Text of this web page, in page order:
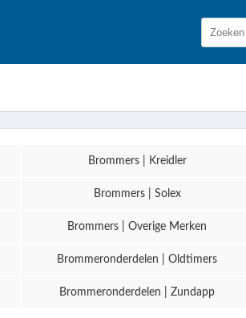
Brommers | Kreidler
Brommers | Solex
Brommers | Overige Merken
Brommeronderdelen | Oldtimers
Brommeronderdelen | Zundapp